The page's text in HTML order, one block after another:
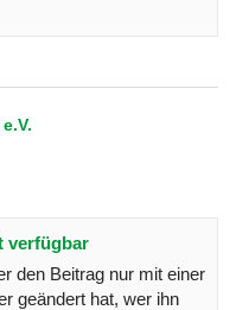
verfügbar
den Beitrag nur mit einer
geändert hat, wer ihn